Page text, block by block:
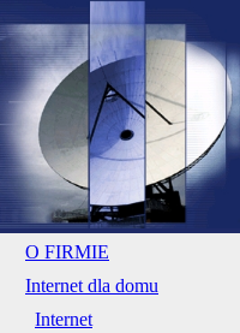
O FIRMIE
Internet dla domu
Internet